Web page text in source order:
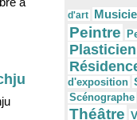
d'art
Peintre
Plasticien
d'exposition
Scénographe
Théâtre